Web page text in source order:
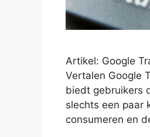
Artikel: Google
Vertalen Google
biedt gebruikers
slechts een paar
consumeren en